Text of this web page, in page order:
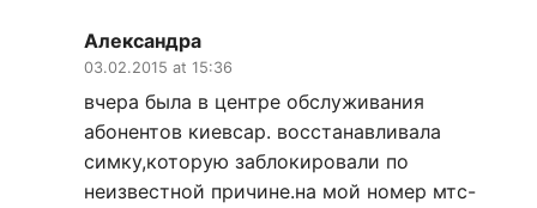
Александра
03.02.2015 at 15:36
вчера была в центре обслуживания
абонентов киевсар. восстанавливала
симку,которую заблокировали по
неизвестной причине.на мой номер мтс-